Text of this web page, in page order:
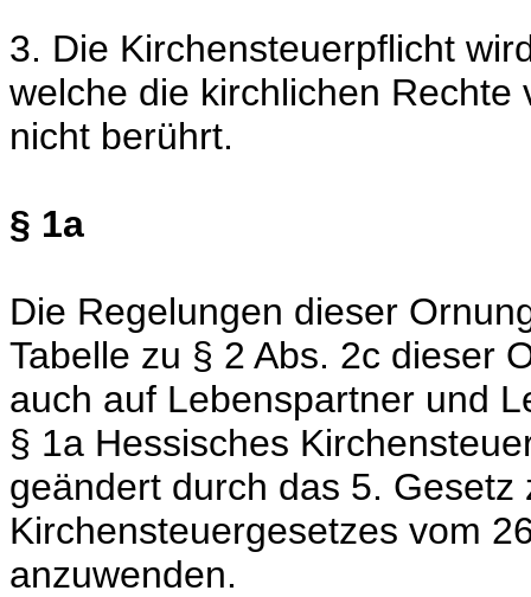
3. Die Kirchensteuerpflicht
welche die kirchlichen
nicht berührt.
§ 1a
Die Regelungen dieser
Tabelle zu § 2 Abs. 2c dieser
auch auf Lebenspartner und
§ 1a Hessisches
geändert durch das 5. Gesetz
Kirchensteuergesetzes vom
anzuwenden.